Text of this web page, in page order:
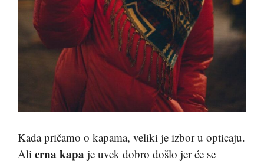
Kada pričamo o kapama, veliki je izbor u opticaju.
Ali crna kapa je uvek dobro došlo jer će se